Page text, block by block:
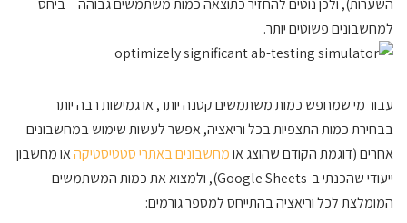
השערות), ולכן נוטים להחזיר כתוצאה כמות משתמשים גבוהה – ביחס
למחשבונים פשוטים יותר.
עבור מי שמחפש כמות משתמשים קטנה יותר, או גמישות רבה יותר
בבחירת כמות התצפיות בכל וריאציה, אפשר לעשות שימוש במחשבונים
אחרים (דוגמת הקודם שהוצג אומחשבונים באתרי סטטיסטיקהאו מחשבון
ייעודי שהכנתי ב-Google Sheets), ולמצוא את כמות המשתמשים
המומלצת לכל וריאציה בהתייחס למספר גורמים: